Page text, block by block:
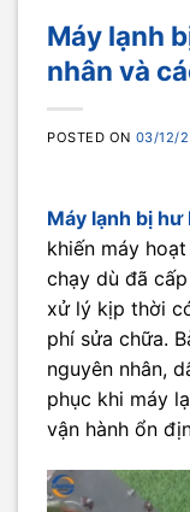
Máy lạnh
nhân và
POSTED ON 03/12/
Máy lạnh bị hư
khiến máy
chạy dù đã
xử lý kịp thời
phí sửa chữa.
nguyên nhân,
phục khi máy
vận hành ổn